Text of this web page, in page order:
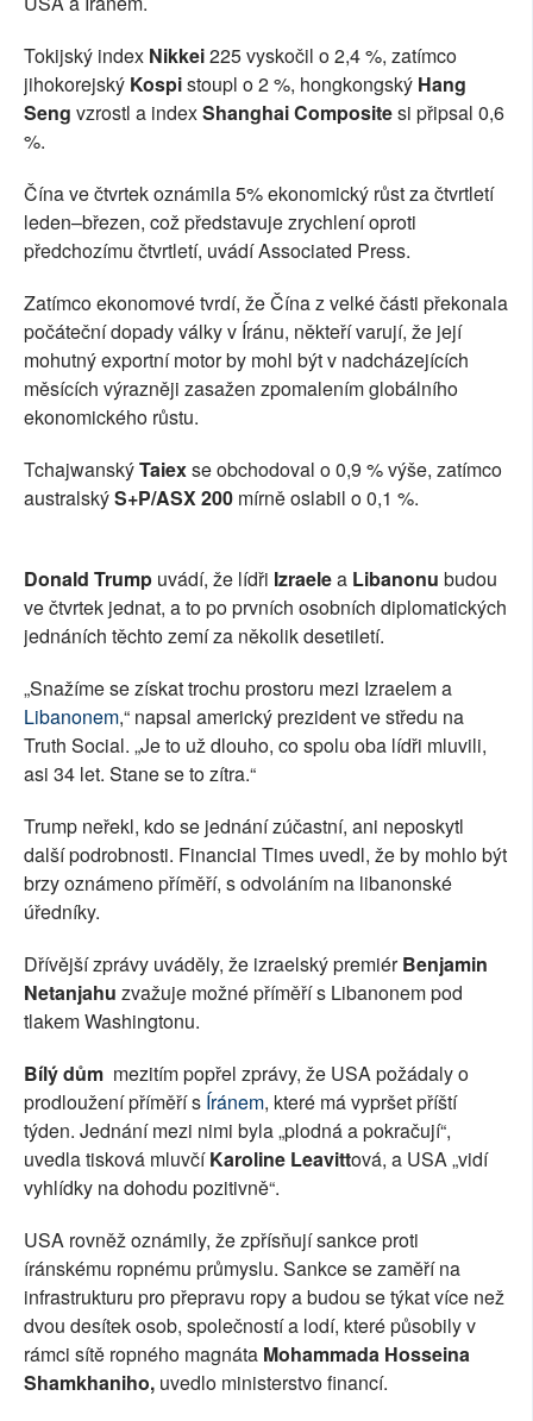
Tokijský index Nikkei225 vyskočil o 2,4 %, zatímco
jihokorejský Kospistoupl o 2 %, hongkongský Hang
Seng vzrostl a indexShanghai Compositesi připsal 0,6
%.
Čína ve čtvrtek oznámila 5% ekonomický růst za čtvrtletí
leden–březen, což představuje zrychlení oproti
předchozímu čtvrtletí, uvádí Associated Press.
Zatímco ekonomové tvrdí, že Čína z velké části překonala
počáteční dopady války v Íránu, někteří varují, že její
mohutný exportní motor by mohl být v nadcházejících
měsících výrazněji zasažen zpomalením globálního
ekonomického růstu.
TchajwanskýTaiexse obchodoval o 0,9 % výše, zatímco
australskýS+P/ASX 200 mírně oslabil o 0,1 %.
Donald Trump uvádí, že lídři Izraelea Libanonu budou
ve čtvrtek jednat, a to po prvních osobních diplomatických
jednáních těchto zemí za několik desetiletí.
„Snažíme se získat trochu prostoru mezi Izraelem a
Libanonem,“ napsal americký prezident ve středu na
Truth Social. „Je to už dlouho, co spolu oba lídři mluvili,
asi 34 let. Stane se to zítra.“
Trump neřekl, kdo se jednání zúčastní, ani neposkytl
další podrobnosti. Financial Times uvedl, že by mohlo být
brzy oznámeno příměří, s odvoláním na libanonské
úředníky.
Dřívější zprávy uváděly, že izraelský premiérBenjamin
Netanjahu zvažuje možné příměří s Libanonem pod
tlakem Washingtonu.
Bílý dům mezitím popřel zprávy, že USA požádaly o
prodloužení příměří s Íránem, které má vypršet příští
týden. Jednání mezi nimi byla „plodná a pokračují“,
uvedla tisková mluvčíKaroline Leavittová, a USA „vidí
vyhlídky na dohodu pozitivně“.
USA rovněž oznámily, že zpřísňují sankce proti
íránskému ropnému průmyslu. Sankce se zaměří na
infrastrukturu pro přepravu ropy a budou se týkat více než
dvou desítek osob, společností a lodí, které působily v
rámci sítě ropného magnáta Mohammada Hosseina
Shamkhaniho, uvedlo ministerstvo financí.